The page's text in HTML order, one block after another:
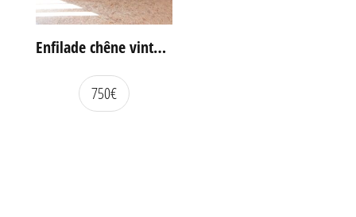
Enfilade chêne vintage portes coulissantes
750€